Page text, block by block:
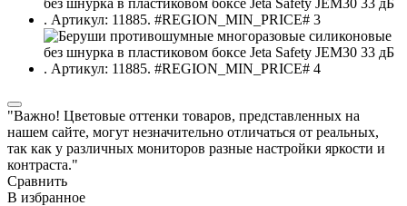
"Важно! Цветовые оттенки товаров, представленных на
нашем сайте, могут незначительно отличаться от реальных,
так как у различных мониторов разные настройки яркости и
контраста."
Сравнить
В избранное